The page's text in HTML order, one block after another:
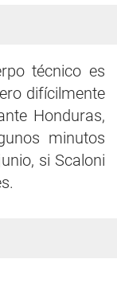
técnico es
difícilmente
Honduras,
minutos
si Scaloni